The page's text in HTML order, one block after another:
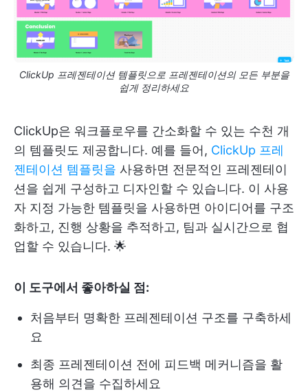
ClickUp 프레젠테이션 템플릿으로 프레젠테이션의 모든 부분을
쉽게 정리하세요
ClickUp은 워크플로우를 간소화할 수 있는 수천 개
의 템플릿도 제공합니다. 예를 들어, ClickUp 프레
젠테이션 템플릿을 사용하면 전문적인 프레젠테이
션을 쉽게 구성하고 디자인할 수 있습니다. 이 사용
자 지정 가능한 템플릿을 사용하면 아이디어를 구조
화하고, 진행 상황을 추적하고, 팀과 실시간으로 협
업할 수 있습니다. 🌟
이 도구에서 좋아하실 점:
처음부터 명확한 프레젠테이션 구조를 구축하세
요
최종 프레젠테이션 전에 피드백 메커니즘을 활
용해 의견을 수집하세요